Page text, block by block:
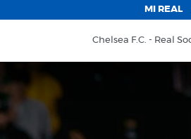
MI REAL
Chelsea F.C. Real